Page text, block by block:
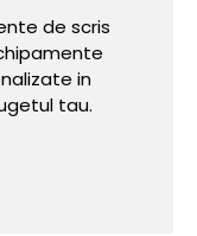
de scris
in
tau.